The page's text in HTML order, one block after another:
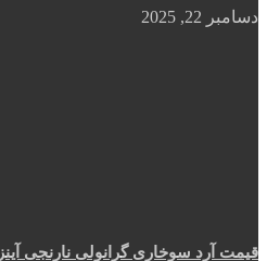
دسامبر 22, 2025
قیمت آرد سوخاری گرانولی نارنجی آینز ۲ کیلویی در آذر ۱۴۰۴